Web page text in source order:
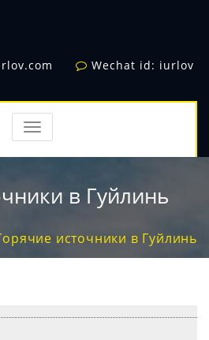
Wechat id: iurlov
TOGGLE
NAVIGATION
в Гуйлинь
источники в Гуйлинь